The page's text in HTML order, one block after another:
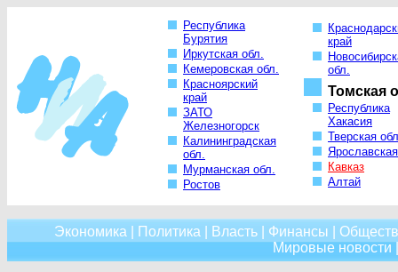
Республика
Бурятия
Иркутская обл.
Кемеровская обл.
Красноярский
край
ЗАТО
Железногорск
Калининградская
обл.
Мурманская обл.
Ростов
край
обл.
Томская
Республика
Хакасия
Тверская
Кавказ
Алтай
Экономика Политика Власть| Финансы
Мировые новости